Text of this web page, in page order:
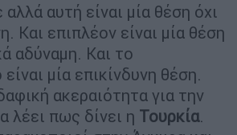
αυτή είναι μία θέση όχι
Και επιπλέον είναι μία θέση
αδύναμη. Και το
μία επικίνδυνη θέση.
ακεραιότητα για την
λέει πως δίνει η Τουρκία.